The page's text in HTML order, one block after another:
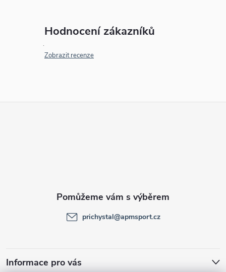
Hodnocení zákazníků
Zobrazit recenze
Informace pro vás
prichystal@apmsport.cz